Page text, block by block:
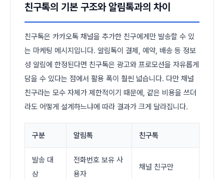
친구톡의 기본 구조와 알림톡과의 차이
친구톡은 카카오톡 채널을 추가한 친구에게만 발송할 수 있
는 마케팅 메시지입니다. 알림톡이 결제, 예약, 배송 등 정보
성 알림에 한정된다면 친구톡은 광고와 프로모션을 자유롭게
담을 수 있다는 점에서 활용 폭이 훨씬 넓습니다. 다만 채널
친구라는 모수 자체가 제한적이기 때문에, 같은 비용을 쓰더
라도 어떻게 설계하느냐에 따라 결과가 크게 달라집니다.
구분 알림톡 친구톡
발송 대
상
전화번호 보유 사
용자
채널 친구만